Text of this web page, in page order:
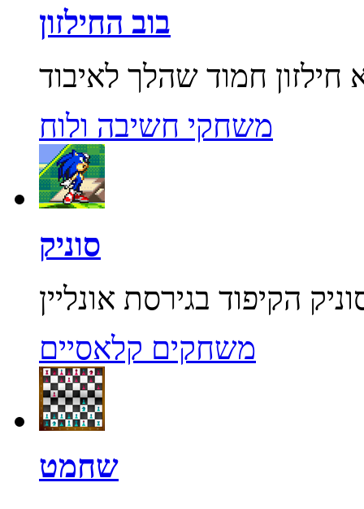
בוב החילזון
משחקי חשיבה ולוח
סוניק
משחקים קלאסיים
שחמט